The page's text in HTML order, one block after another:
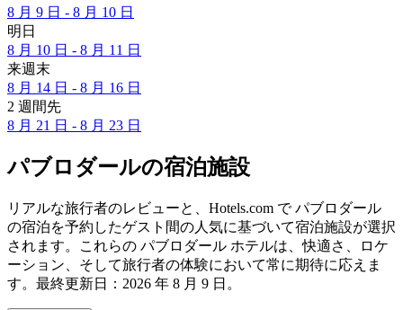
8 月 9 日 - 8 月 10 日
明日
8 月 10 日 - 8 月 11 日
来週末
8 月 14 日 - 8 月 16 日
2 週間先
8 月 21 日 - 8 月 23 日
パブロダールの宿泊施設
リアルな旅行者のレビューと、Hotels.com で パブロダール
の宿泊を予約したゲスト間の人気に基づいて宿泊施設が選択
されます。これらの パブロダール ホテルは、快適さ、ロケ
ーション、そして旅行者の体験において常に期待に応えま
す。最終更新日： 2026 年 8 月 9 日 。